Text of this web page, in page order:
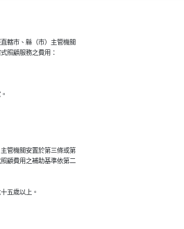
轄市、縣（市）主管機關
照顧服務之費用：
管機關安置於第三條或第
顧費用之補助基準依第二
五歲以上。